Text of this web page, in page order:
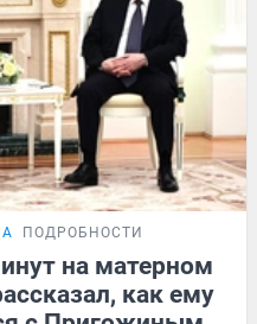
ПОДРОБНОСТИ
на матерном
как ему